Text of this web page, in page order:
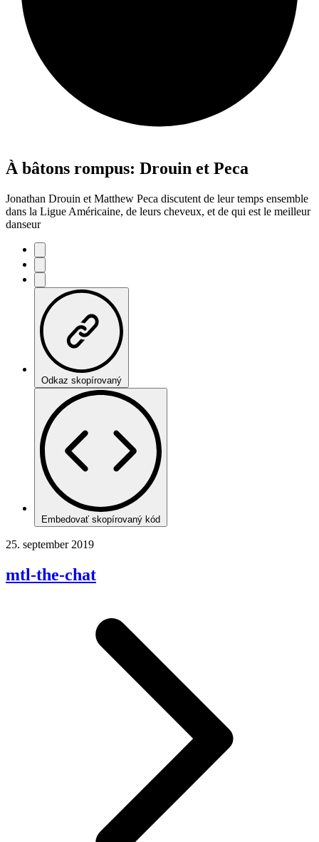
À bâtons rompus: Drouin et Peca
Jonathan Drouin et Matthew Peca discutent de leur temps ensemble
dans la Ligue Américaine, de leurs cheveux, et de qui est le meilleur
danseur
Odkaz skopírovaný
Embedovať skopírovaný kód
25. september 2019
mtl-the-chat